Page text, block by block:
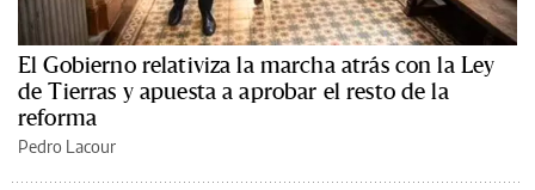
El Gobierno relativiza la marcha atrás con la Ley
de Tierras y apuesta a aprobar el resto de la
reforma
Pedro Lacour